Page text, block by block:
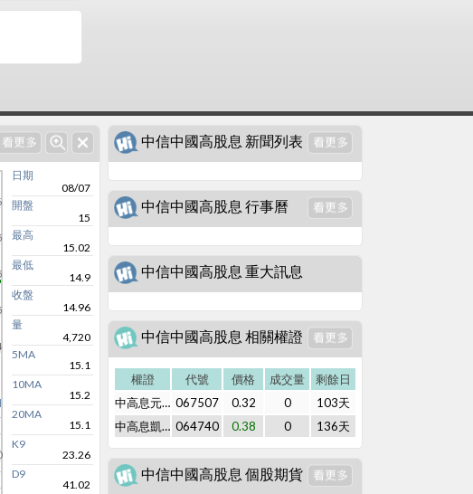
日期
08/07
開盤
15
最高
15.02
最低
14.9
收盤
14.96
量
4,720
5MA
15.1
10MA
15.2
20MA
15.1
K9
23.26
D9
41.02
中信中國高股息 新聞列表
中信中國高股息 行事曆
中信中國高股息 重大訊息
中信中國高股息 相關權證
權證 代號 價格 成交量
剩餘日
中高息元大5B購01 067507 0.32 0
103天
中高息凱基5C購01 064740 0.38 0 136天
中信中國高股息 個股期貨